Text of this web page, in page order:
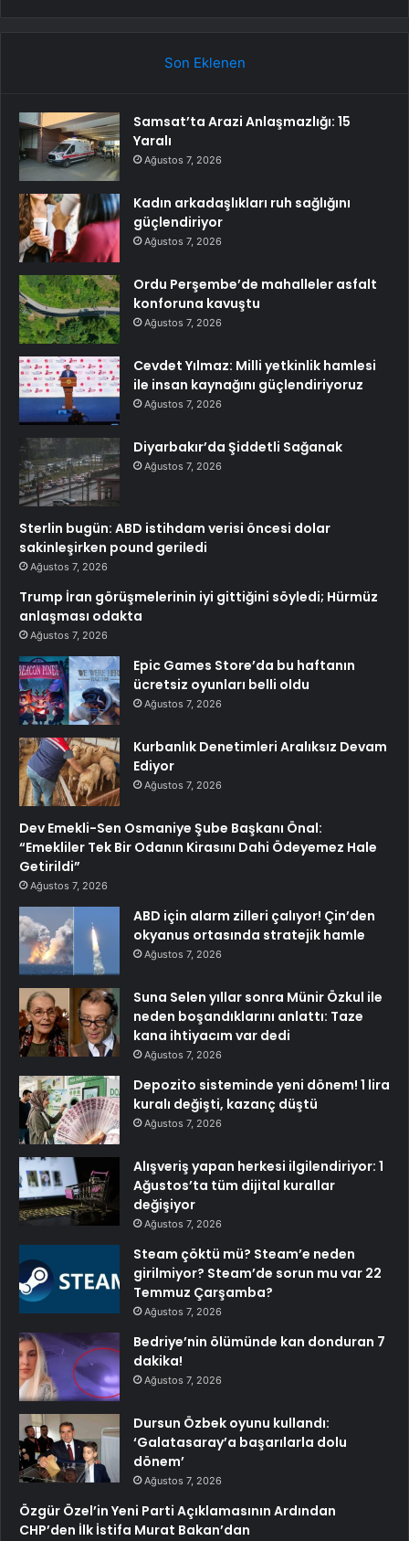
Son Eklenen
Samsat’ta Arazi Anlaşmazlığı: 15
Yaralı
Ağustos 7, 2026
Kadın arkadaşlıkları ruh sağlığını
güçlendiriyor
Ağustos 7, 2026
Ordu Perşembe’de mahalleler asfalt
konforuna kavuştu
Ağustos 7, 2026
Cevdet Yılmaz: Milli yetkinlik hamlesi
ile insan kaynağını güçlendiriyoruz
Ağustos 7, 2026
Diyarbakır’da Şiddetli Sağanak
Ağustos 7, 2026
Sterlin bugün: ABD istihdam verisi öncesi dolar
sakinleşirken pound geriledi
Ağustos 7, 2026
Trump İran görüşmelerinin iyi gittiğini söyledi; Hürmüz
anlaşması odakta
Ağustos 7, 2026
Epic Games Store’da bu haftanın
ücretsiz oyunları belli oldu
Ağustos 7, 2026
Kurbanlık Denetimleri Aralıksız Devam
Ediyor
Ağustos 7, 2026
Dev Emekli-Sen Osmaniye Şube Başkanı Önal:
“Emekliler Tek Bir Odanın Kirasını Dahi Ödeyemez Hale
Getirildi”
Ağustos 7, 2026
ABD için alarm zilleri çalıyor! Çin’den
okyanus ortasında stratejik hamle
Ağustos 7, 2026
Suna Selen yıllar sonra Münir Özkul ile
neden boşandıklarını anlattı: Taze
kana ihtiyacım var dedi
Ağustos 7, 2026
Depozito sisteminde yeni dönem! 1 lira
kuralı değişti, kazanç düştü
Ağustos 7, 2026
Alışveriş yapan herkesi ilgilendiriyor: 1
Ağustos’ta tüm dijital kurallar
değişiyor
Ağustos 7, 2026
Steam çöktü mü? Steam’e neden
girilmiyor? Steam’de sorun mu var 22
Temmuz Çarşamba?
Ağustos 7, 2026
Bedriye’nin ölümünde kan donduran 7
dakika!
Ağustos 7, 2026
Dursun Özbek oyunu kullandı:
‘Galatasaray’a başarılarla dolu
dönem’
Ağustos 7, 2026
Özgür Özel’in Yeni Parti Açıklamasının Ardından
CHP’den İlk İstifa Murat Bakan’dan